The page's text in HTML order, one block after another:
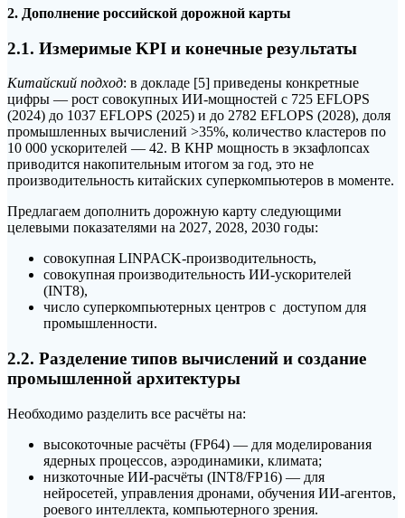
2. Дополнение российской дорожной карты
2.1. Измеримые KPI и конечные результаты
Китайский подход: в докладе [5] приведены конкретные
цифры — рост совокупных ИИ-мощностей с 725 EFLOPS
(2024) до 1037 EFLOPS (2025) и до 2782 EFLOPS (2028), доля
промышленных вычислений >35%, количество кластеров по
10 000 ускорителей — 42. В КНР мощность в экзафлопсах
приводится накопительным итогом за год, это не
производительность китайских суперкомпьютеров в моменте.
Предлагаем дополнить дорожную карту следующими
целевыми показателями на 2027, 2028, 2030 годы:
совокупная LINPACK-производительность,
совокупная производительность ИИ-ускорителей
(INT8),
число суперкомпьютерных центров с доступом для
промышленности.
2.2. Разделение типов вычислений и создание
промышленной архитектуры
Необходимо разделить все расчёты на:
высокоточные расчёты (FP64) — для моделирования
ядерных процессов, аэродинамики, климата;
низкоточные ИИ-расчёты (INT8/FP16) — для
нейросетей, управления дронами, обучения ИИ-агентов,
роевого интеллекта, компьютерного зрения.